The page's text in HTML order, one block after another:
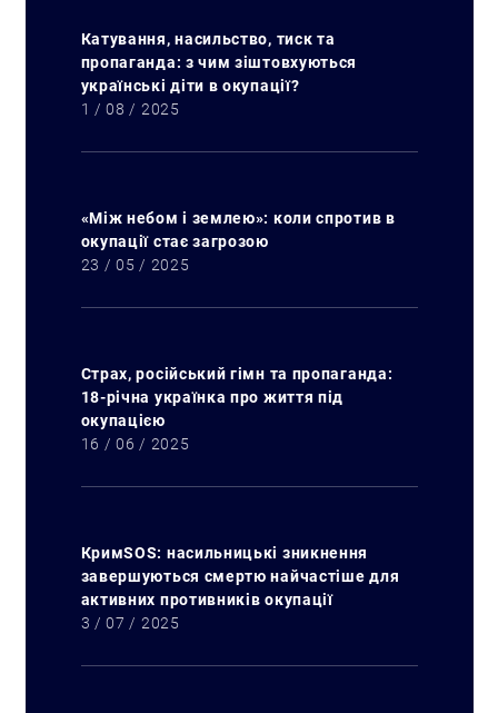
Катування, насильство, тиск та
пропаганда: з чим зіштовхуються
українські діти в окупації?
1 / 08 / 2025
«Між небом і землею»: коли спротив в
окупації стає загрозою
23 / 05 / 2025
Страх, російський гімн та пропаганда:
18-річна українка про життя під
окупацією
16 / 06 / 2025
КримSOS: насильницькі зникнення
завершуються смертю найчастіше для
активних противників окупації
3 / 07 / 2025